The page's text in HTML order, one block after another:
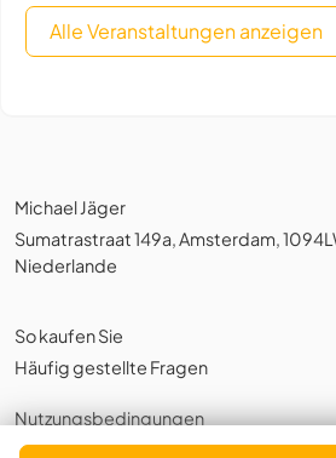
Alle Veranstaltungen anzeigen
Michael Jäger
Sumatrastraat 149a, Amsterdam,
Niederlande
So kaufen Sie
Häufig gestellte Fragen
Nutzungsbedingungen
Datenschutzerklärung,Cookies